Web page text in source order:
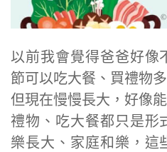
以前我會覺得爸爸好像
節可以吃大餐、買禮物
但現在慢慢長大，好像
禮物、吃大餐都只是形
樂長大、家庭和樂，這